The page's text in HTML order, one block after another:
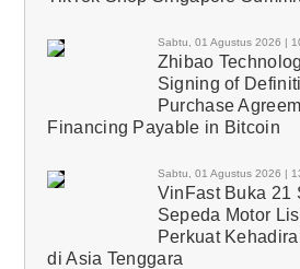
Sabtu, 01 Agustus 2026 |
Zhibao
Signing of
Purchase
Financing Payable in Bitcoin
Sabtu, 01 Agustus 2026 |
VinFast Buka 21
Sepeda Motor
Perkuat
di Asia Tenggara